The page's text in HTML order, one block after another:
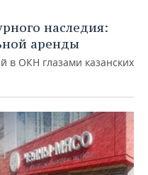
наследия:
аренды
в ОКН глазами казанских